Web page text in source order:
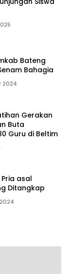
Bateng
Bahagia
2024
Gerakan
Buta
Guru di Beltim
asal
Ditangkap